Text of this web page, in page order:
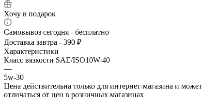
Хочу в подарок
Самовывоз сегодня - бесплатно
Доставка завтра - 390 ₽
Характеристики
Класс вязкости SAE/ISO10W-40
—
5w-30
Цена действительна только для интернет-магазина и может
отличаться от цен в розничных магазинах